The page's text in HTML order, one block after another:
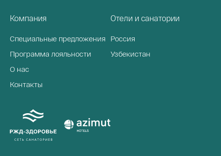
Компания
Специальные предложения
Программа лояльности
О нас
Контакты
Отели и санатории
Россия
Узбекистан